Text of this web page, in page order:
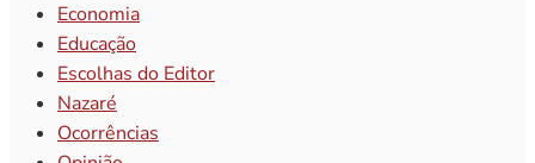
Economia
Educação
Escolhas do Editor
Nazaré
Ocorrências